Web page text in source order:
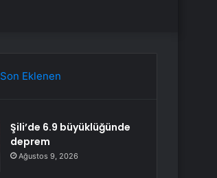
Son Eklenen
Şili’de 6.9 büyüklüğünde
deprem
Ağustos 9, 2026